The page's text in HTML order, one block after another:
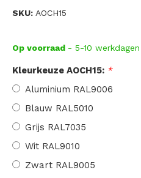
SKU: AOCH15
Op voorraad - 5-10 werkdagen
Kleurkeuze AOCH15: *
Aluminium RAL9006
Blauw RAL5010
Grijs RAL7035
Wit RAL9010
Zwart RAL9005